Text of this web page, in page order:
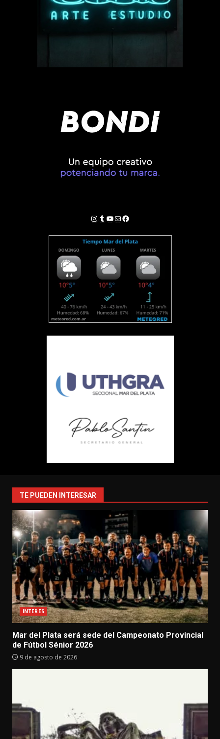
Instagram
Tumblr
YouTube
Correo electrónico
Facebook
TE PUEDEN INTERESAR
INTERES
Mar del Plata será sede del Campeonato Provincial
de Fútbol Sénior 2026
9 de agosto de 2026